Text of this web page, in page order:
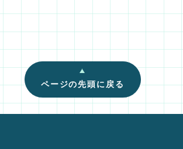
ページの先頭に戻る